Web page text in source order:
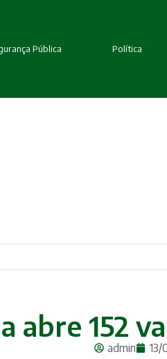
Pública Política
abre 152
admin 13/